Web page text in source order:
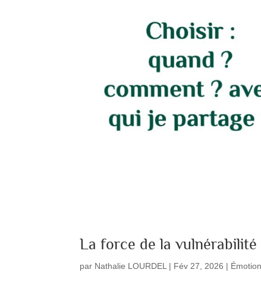
La force de la vulnérabilité
par Nathalie LOURDEL| Fév 27, 2026 |